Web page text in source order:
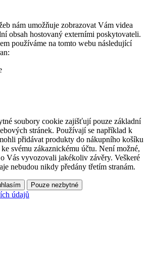
nám umožňuje zobrazovat Vám videa
obsah hostovaný externími poskytovateli.
používáme na tomto webu následující
soubory cookie zajišťují pouze základní
stránek. Používají se například k
přidávat produkty do nákupního košíku
svému zákaznickému účtu. Není možné,
Vás vyvozovali jakékoliv závěry. Veškeré
nebudou nikdy předány třetím stranám.
Pouze nezbytné
údajů